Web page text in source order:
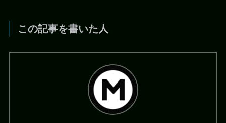
この記事を書いた人